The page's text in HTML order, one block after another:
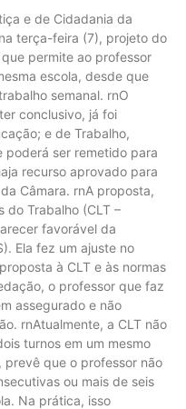
e de Cidadania da
terça-feira (7), projeto do
permite ao professor
escola, desde que
semanal. rnO
conclusivo, já foi
e de Trabalho,
poderá ser remetido para
recurso aprovado para
Câmara. rnA proposta,
do Trabalho (CLT –
favorável da
Ela fez um ajuste no
à CLT e às normas
o professor que faz
assegurado e não
rnAtualmente, a CLT não
turnos em um mesmo
prevê que o professor não
ou mais de seis
Na prática, isso